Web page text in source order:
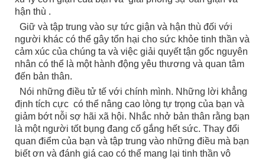
hận thù .
Giữ và tập trung vào sự tức giận và hận thù đối với
người khác có thể gây tổn hại cho sức khỏe tinh thần và
cảm xúc của chúng ta và việc giải quyết tận gốc nguyên
nhân có thể là một hành động yêu thương và quan tâm
đến bản thân.
Nói những điều tử tế với chính mình. Những lời khẳng
định tích cực có thể nâng cao lòng tự trọng của bạn và
giảm bớt nỗi sợ hãi xã hội. Nhắc nhở bản thân rằng bạn
là một người tốt bụng đang cố gắng hết sức. Thay đổi
quan điểm của bạn và tập trung vào những điều mà bạn
biết ơn và đánh giá cao có thể mang lại tinh thần vô